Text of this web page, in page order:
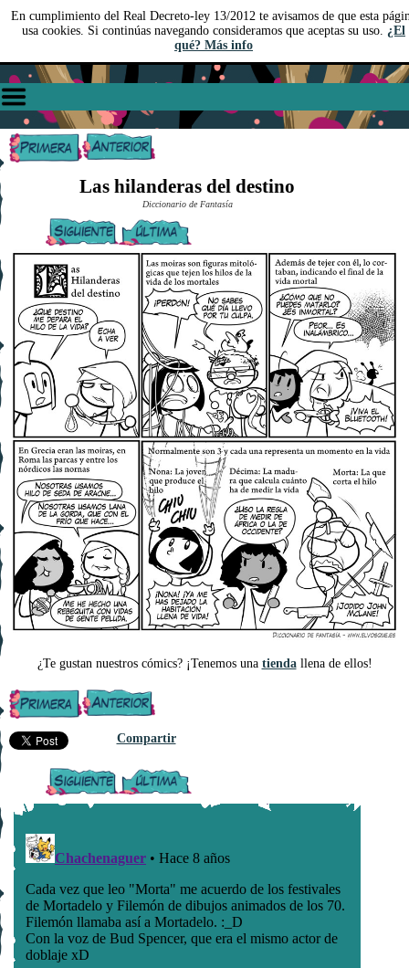
En cumplimiento del Real Decreto-ley 13/2012 te avisamos de que esta
usa cookies. Si continúas navegando consideramos que aceptas su uso. ¿El
qué? Más info
Las hilanderas del destino
Diccionario de Fantasía
¿Te gustan nuestros cómics? ¡Tenemos una tiendallena de ellos!
Compartir